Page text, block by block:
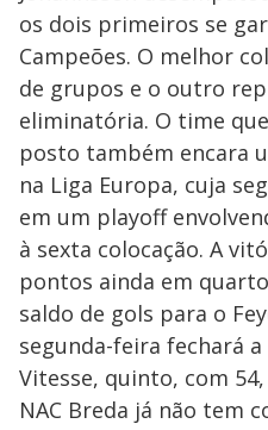
os dois primeiros se
Campeões. O melhor
de grupos e o outro
eliminatória. O time
posto também encara
na Liga Europa, cuja
em um playoff
à sexta colocação. A
pontos ainda em
saldo de gols para o
segunda-feira fechará
Vitesse, quinto, com
NAC Breda já não tem